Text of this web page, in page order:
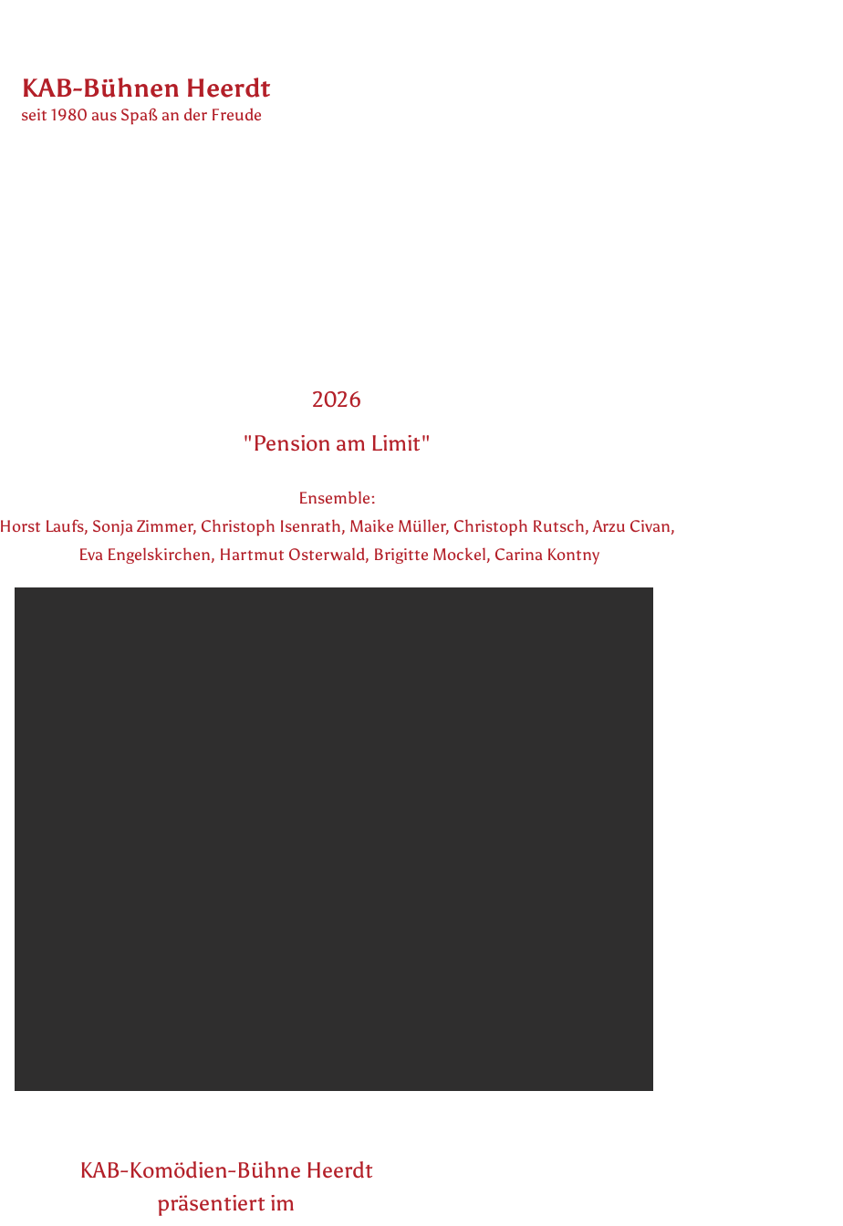
KAB-Bühnen Heerdt
seit 1980 aus Spaß an der Freude
2026
"Pension am Limit"
Ensemble:
Horst Laufs, Sonja Zimmer, Christoph Isenrath, Maike Müller, Christoph Rutsch, Arzu Civan,
Eva Engelskirchen, Hartmut Osterwald, Brigitte Mockel, Carina Kontny
KAB-Komödien-Bühne Heerdt
präsentiert im